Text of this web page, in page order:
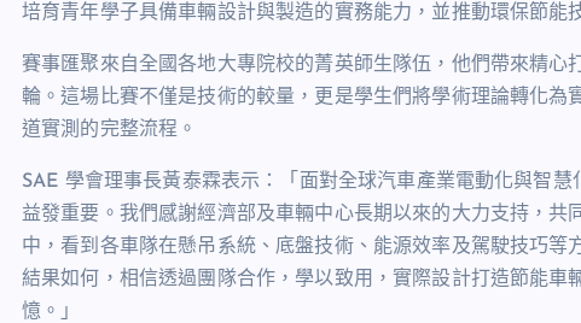
培育青年學子具備車輛設計與製造的實務能力，並推動環保節能
賽事匯聚來自全國各地大專院校的菁英師生隊伍，他們帶來精
輪。這場比賽不僅是技術的較量，更是學生們將學術理論轉化
道實測的完整流程。
SAE 學會理事長黃泰霖表示：「面對全球汽車產業電動化與智
益發重要。我們感謝經濟部及車輛中心長期以來的大力支持，
中，看到各車隊在懸吊系統、底盤技術、能源效率及駕駛技巧
結果如何，相信透過團隊合作，學以致用，實際設計打造節能車
憶。」